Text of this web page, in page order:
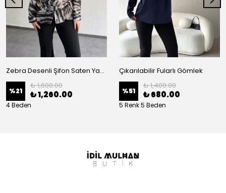
Zebra Desenli Şifon Saten Yan Bağlamalı Gömlek
%21
₺ 1,600.00
₺ 1,260.00
4 Beden
Çıkarılabilir Fularlı Gömlek
%51
₺ 1,400.00
₺ 680.00
5 Renk 5 Beden